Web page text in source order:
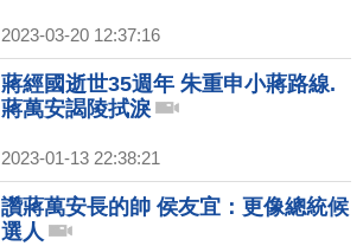
2023-03-20 12:37:16
蔣經國逝世35週年 朱重申小蔣路線.
蔣萬安謁陵拭淚
2023-01-13 22:38:21
讚蔣萬安長的帥 侯友宜：更像總統候
選人